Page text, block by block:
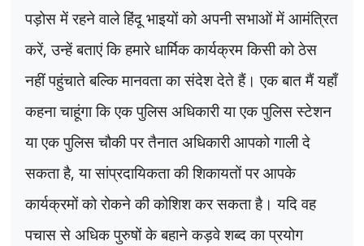
पड़ोस में रहने वाले हिंदू भाइयों को अपनी सभाओं में आमंत्रित
करें,उन्हें बताएं कि हमारे धार्मिक कार्यक्रम किसी को ठेस
नहीं पहुंचाते बल्कि मानवता का संदेश देते हैं। एक बात मैं यहाँ
कहना चाहूंगा कि एक पुलिस अधिकारी या एक पुलिस स्टेशन
या एक पुलिस चौकी पर तैनात अधिकारी आपको गाली दे
सकता है,या सांप्रदायिकता की शिकायतों पर आपके
कार्यक्रमों को रोकने की कोशिश कर सकता है। यदि वह
पचास से अधिक पुरुषों के बहाने कड़वे शब्द का प्रयोग